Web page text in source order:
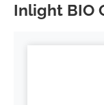
Inlight BIO